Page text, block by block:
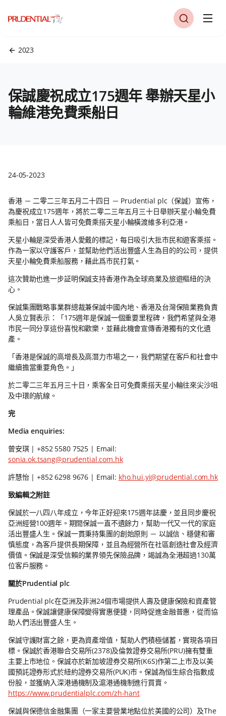
2023
保誠慶祝成立175週年 舉辦天星小
輪維港免費乘船日
24-05-2023
香港 － 二零二三年五月二十四日 － Prudential plc（保誠）宣佈，
為慶祝成立175週年，將於二零二三年五月三十日舉辦天星小輪免費
乘船日，當日人人皆可免費乘搭天星小輪橫渡維多利亞港。
天星小輪是深受香港人愛戴的標記，每日吸引大批市民和遊客乘搭。
作為一家以守護客戶，並幫助他們活出豐盛人生為目的的公司，提供
天星小輪免費乘船服務，藉此爲市民打氣。
這次贊助也進一步証明保誠支持香港作為全球商業及旅遊樞紐的決
心。
保誠集團戰略事業群總裁兼保誠中國內地、香港及台灣保險業務負責
人吳立賢表示：「175週年是保誠一個重要里程碑，我們希望與全港
市民一同分享這份喜悅和歡樂，並藉此機會宣傳香港獨有的文化遺
產。
「香港是保誠的高增長及高潛力市場之一，我們期望在客戶和社會中
繼續擔當重要角色。」
於二零二三年五月三十日，乘客全日可免費乘搭天星小輪往來尖沙咀
及中環的航線。
完
Media enquiries:
曾安琪 | +852 5580 7525 | Email:
sonia.ok.tsang@prudential.com.hk
許慧怡 | +852 6298 9676 | Email: kho.hui.yi@prudential.com.hk
致編輯之附註
保誠於一八四八年成立，今年正好迎來175週年誌慶，並且同步慶祝
亞洲經營100週年。期間保誠一直不遺餘力，幫助一代又一代的家庭
活出豐盛人生。保誠一貫秉持集團的創始原則 － 以誠信、穩健和審
慎態度，為客戶提供長期保障，並且為經營所在社區創造社會及經濟
價值。保誠是深受信賴的業界領先保險品牌，竭誠為全港超過130萬
位客戶服務。
關於Prudential plc
Prudential plc在亞洲及非洲24個市場提供人壽及健康保險和資產管
理產品。保誠讓健康保障變得實惠便捷，同時促進金融普惠，從而協
助人們活出豐盛人生。
保誠守護財富之餘，更為資產增值，幫助人們積極儲蓄，實現各項目
標。保誠於香港聯合交易所(2378)及倫敦證券交易所(PRU)擁有雙重
主要上市地位。保誠亦於新加坡證券交易所(K6S)作第二上市及以美
國預託證券形式於紐約證券交易所(PUK)市。保誠為恒生綜合指數成
份股，並獲納入深港通機制及滬港通機制進行買賣。
https://www.prudentialplc.com/zh-hant
保誠與保德信金融集團（一家主要營業地點位於美國的公司）及The